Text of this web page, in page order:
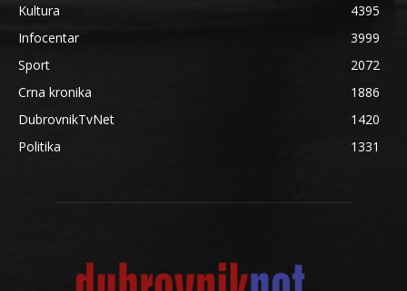
Kultura
4395
Infocentar
3999
Sport
2072
Crna kronika
1886
DubrovnikTvNet
1420
Politika
1331